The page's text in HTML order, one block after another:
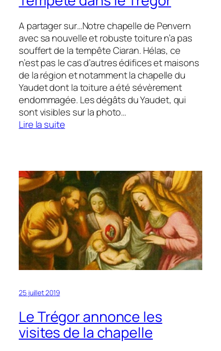
A partager sur…Notre chapelle de Penvern
avec sa nouvelle et robuste toiture n’a pas
souffert de la tempête Ciaran. Hélas, ce
n’est pas le cas d’autres édifices et maisons
de la région et notamment la chapelle du
Yaudet dont la toiture a été sévèrement
endommagée. Les dégâts du Yaudet, qui
sont visibles sur la photo…
Lire la suite:
Trégor
25 juillet 2019
Le Trégor annonce les
visites de la chapelle